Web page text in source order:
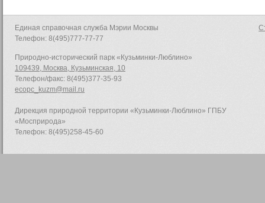
Единая справочная служба Мэрии Москвы
Телефон: 8(495)777-77-77
Природно-исторический парк «Кузьминки-Люблино»
109439, Москва, Кузьминская, 10
Телефон/факс: 8(495)377-35-93
ecopc_kuzm@mail.ru
Дирекция природной территории «Кузьминки-Люблино» ГПБУ
«Мосприрода»
Телефон: 8(495)258-45-60